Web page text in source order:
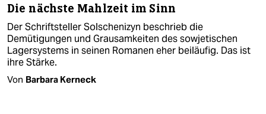
Die nächste Mahlzeit im Sinn
Der Schriftsteller Solschenizyn beschrieb die
Demütigungen und Grausamkeiten des sowjetischen
Lagersystems in seinen Romanen eher beiläufig. Das ist
ihre Stärke.
Von Barbara Kerneck